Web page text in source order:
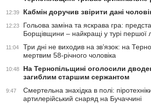
12:39 Кабмін доручив звірити дані
12:23
Гольова заміна та яскрава гра:
Борщівщини – найкращі у турі першої
11:04
Три дні не виходив на зв’язок: на
мертвим 58-річного чоловіка
10:48
На Тернопільщині оголосили
загиблим старшим сержантом
9:47
Смертельна знахідка в полі:
артилерійський снаряд на Бучаччині